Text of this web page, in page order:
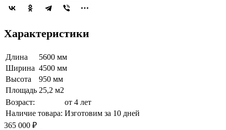
Характеристики
Длина
5600 мм
Ширина 4500 мм
Высота
950 мм
Площадь 25,2 м2
Возраст:
от 4 лет
Наличие товара: Изготовим за 10 дней
365 000 ₽